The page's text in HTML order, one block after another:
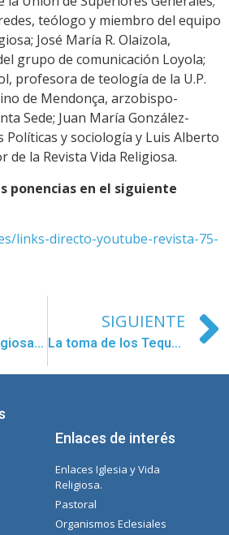
teólogo y miembro del equipo
José María R. Olaizola,
grupo de comunicación Loyola;
profesora de teología de la U.P.
de Mendonça, arzobispo-
Sede; Juan María González-
Políticas y sociología y Luis Alberto
de la Revista Vida Religiosa.
ponencias en el siguiente
links-directo-youtube-revista-75-
Formación Religiosa Con Educadores
SIGUIENTE
La toma de los Teques
Enlaces de interés
Enlaces Iglesia y Vida
Religiosa.
Pastoral
Organismos Eclesiales